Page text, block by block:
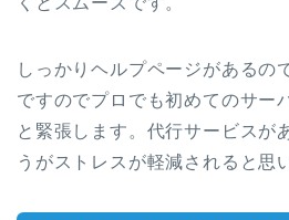
しっかりヘルプページがあるの
ですのでプロでも初めてのサー
と緊張します。代行サービスが
うがストレスが軽減されると思